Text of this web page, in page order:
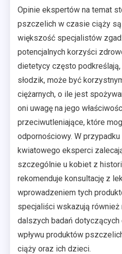
Opinie ekspertów na temat
pszczelich w czasie ciąży
większość specjalistów
potencjalnych korzyści
dietetycy często podkreślają,
słodzik, może być
ciężarnych, o ile jest
oni uwagę na jego
przeciwutleniające, które
odpornościowy. W
kwiatowego eksperci
szczególnie u kobiet z
rekomenduje konsultację z
wprowadzeniem tych
specjaliści wskazują również
dalszych badań dotyczących
wpływu produktów
ciąży oraz ich dzieci.